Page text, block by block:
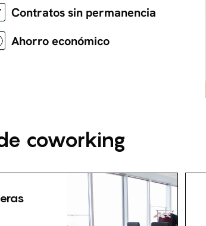
Contratos sin permanencia
Ahorro económico
coworking